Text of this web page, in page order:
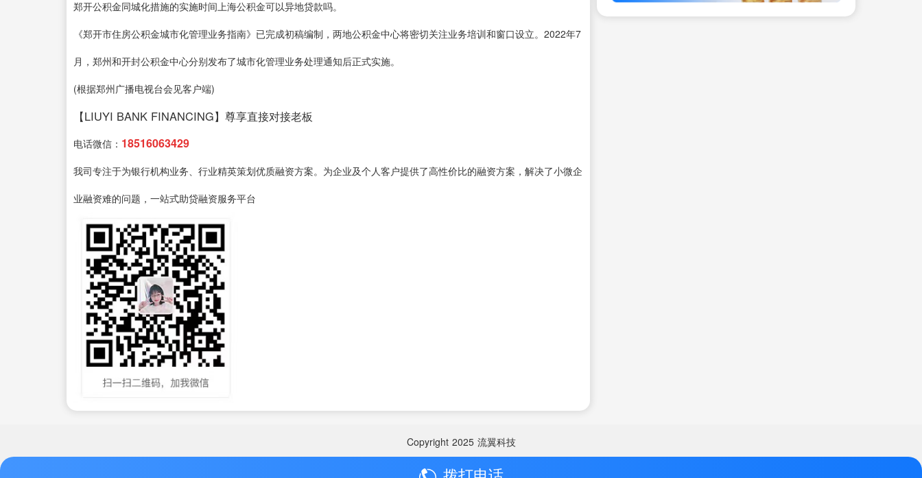
郑开公积金同城化措施的实施时间上海公积金可以异地贷款吗。
《郑开市住房公积金城市化管理业务指南》已完成初稿编制，两地公积金中心将密切关注业务培训和窗口设立。2022年7
月，郑州和开封公积金中心分别发布了城市化管理业务处理通知后正式实施。
(根据郑州广播电视台会见客户端)
【LIUYI BANK FINANCING】尊享直接对接老板
电话微信： 18516063429
我司专注于为银行机构业务、行业精英策划优质融资方案。为企业及个人客户提供了高性价比的融资方案，解决了小微企
业融资难的问题，一站式助贷融资服务平台
Copyright 2025 流翼科技